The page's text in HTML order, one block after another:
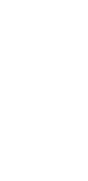
Plt Rektor
Resmi Diganti
Kepemimpinan,